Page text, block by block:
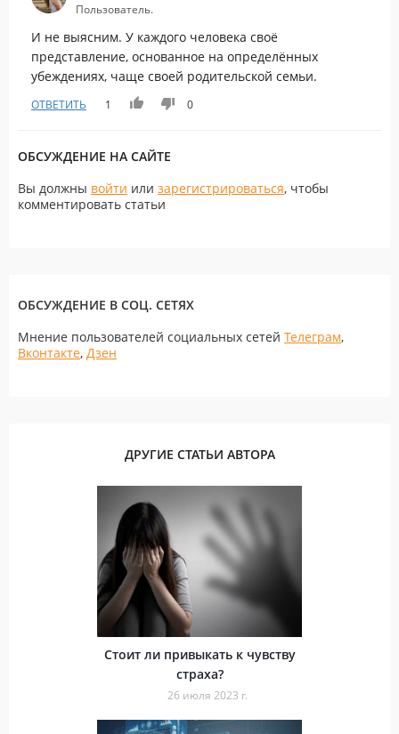
Пользователь.
И не выясним. У каждого человека своё
представление, основанное на определённых
убеждениях, чаще своей родительской семьи.
ОТВЕТИТЬ 1 0
ОБСУЖДЕНИЕ НА САЙТЕ
Вы должны войти или зарегистрироваться, чтобы
комментировать статьи
ОБСУЖДЕНИЕ В СОЦ. СЕТЯХ
Мнение пользователей социальных сетей Телеграм,
Вконтакте, Дзен
ДРУГИЕ СТАТЬИ АВТОРА
Стоит ли привыкать к чувству
страха?
26 июля 2023 г.